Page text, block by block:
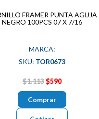
FRAMER PUNTA AGUJA
NEGRO 100PCS 07 X 7/16
MARCA:
SKU: TOR0673
$1.113$590
Comprar